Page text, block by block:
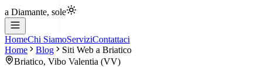
a Diamante, sole
HomeChi SiamoServiziContattaci
Home
Blog Siti Web a Briatico
Briatico, Vibo Valentia (VV)